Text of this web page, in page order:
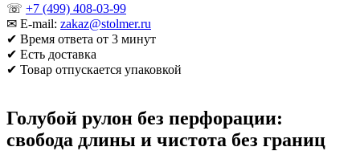
☏ +7 (499) 408-03-99
✉ E-mail: zakaz@stolmer.ru
✔ Время ответа от 3 минут
✔ Есть доставка
✔ Товар отпускается упаковкой
Голубой рулон без перфорации:
свобода длины и чистота без границ